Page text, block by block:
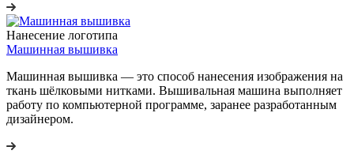
Нанесение логотипа
Машинная вышивка
Машинная вышивка — это способ нанесения изображения на
ткань шёлковыми нитками. Вышивальная машина выполняет
работу по компьютерной программе, заранее разработанным
дизайнером.